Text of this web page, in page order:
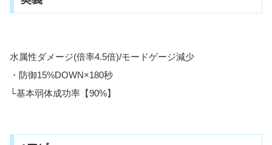
水属性ダメージ(倍率4.5倍)/モードゲージ減少
・防御15%DOWN×180秒
└基本弱体成功率【90%】